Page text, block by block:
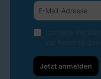
Jetzt anmelden